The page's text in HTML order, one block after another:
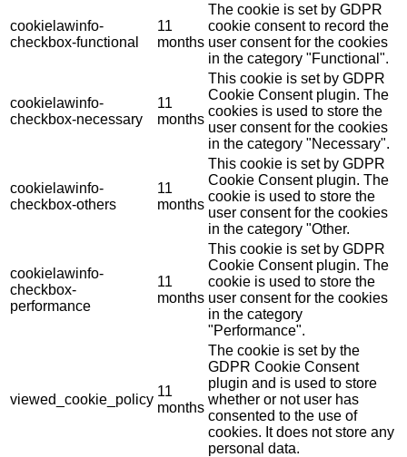
cookielawinfo-
checkbox-functional
11
months
The cookie is set by GDPR
cookie consent to record the
user consent for the cookies
in the category "Functional".
cookielawinfo-
checkbox-necessary
11
months
This cookie is set by GDPR
Cookie Consent plugin. The
cookies is used to store the
user consent for the cookies
in the category "Necessary".
cookielawinfo-
checkbox-others
11
months
This cookie is set by GDPR
Cookie Consent plugin. The
cookie is used to store the
user consent for the cookies
in the category "Other.
cookielawinfo-
checkbox-
performance
11
months
This cookie is set by GDPR
Cookie Consent plugin. The
cookie is used to store the
user consent for the cookies
in the category
"Performance".
viewed_cookie_policy
11
months
The cookie is set by the
GDPR Cookie Consent
plugin and is used to store
whether or not user has
consented to the use of
cookies. It does not store any
personal data.